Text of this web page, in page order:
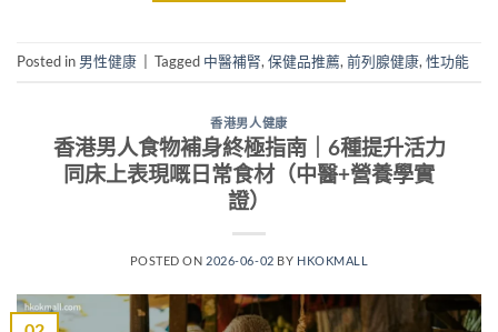
Posted in 男性健康 Tagged 中醫補腎, 保健品推薦, 前列腺健康, 性功能
香港男人健康
香港男人食物補身終極指南｜6種提升活力
同床上表現嘅日常食材（中醫+營養學實
證）
POSTED ON 2026-06-02 BY HKOKMALL